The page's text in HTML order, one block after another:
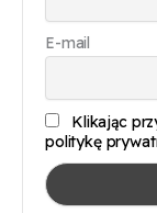
E-mail
Klikając
politykę